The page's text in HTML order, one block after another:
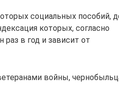
социальных пособий,
которых, согласно
раз в год и зависит от
войны,